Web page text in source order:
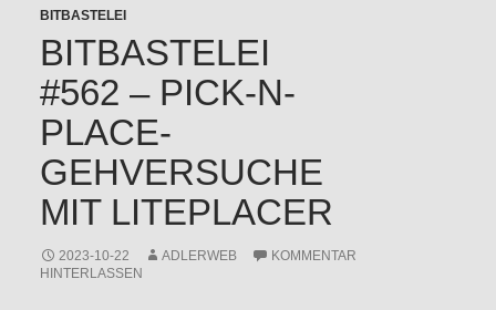
SPRINGEN
BITBASTELEI
BITBASTELEI
#562 – PICK-N-
PLACE-
GEHVERSUCHE
MIT LITEPLACER
2023-10-22 ADLERWEB
KOMMENTAR
HINTERLASSEN